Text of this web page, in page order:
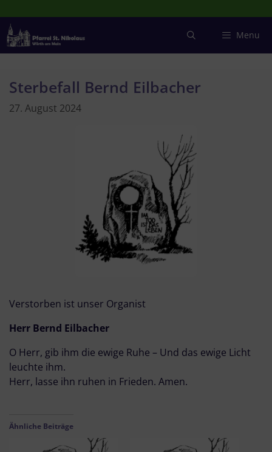
Inhalt
springen
Menu
Sterbefall Bernd Eilbacher
27. August 2024
Verstorben ist unser Organist
Herr Bernd Eilbacher
O Herr, gib ihm die ewige Ruhe – Und das ewige Licht
leuchte ihm.
Herr, lasse ihn ruhen in Frieden. Amen.
Ähnliche Beiträge